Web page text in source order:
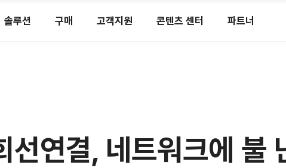
솔루션 구매 고객지원 콘텐츠 센터 파트너
연결, 네트워크에 불